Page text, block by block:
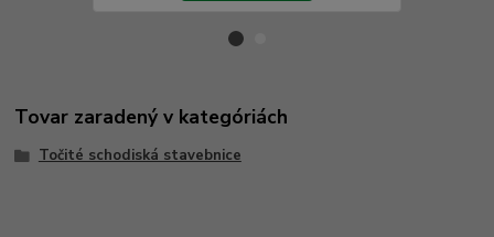
Tovar zaradený v kategóriách
Točité schodiská stavebnice